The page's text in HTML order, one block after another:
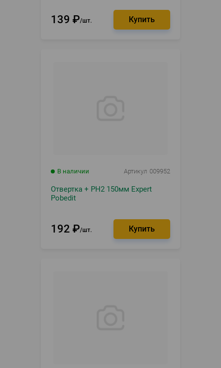
139 ₽ шт.
В наличии Артикул 009952
Отвертка + PH2 150мм Expert
Pobedit
192 ₽ шт.